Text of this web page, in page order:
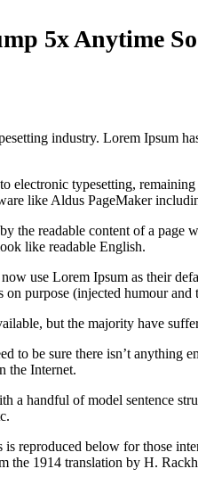
5x Anytime
industry. Lorem Ipsum
electronic typesetting,
like Aldus PageMaker
the readable content of a
like readable English.
use Lorem Ipsum as their
on purpose (injected humour and
but the majority have
to be sure there isn’t
the Internet.
a handful of model sentence
reproduced below for those
the 1914 translation by H.